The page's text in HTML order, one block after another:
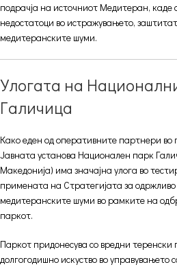
подрачја на источниот Медитеран, каде
недостатоци во истражувањето,
медитеранските шуми.
Улогата на
Галичица
Како еден од оперативните партнери во
Јавната установа Национален парк
Македонија) има значајна улога во
примената на Стратегијата за
медитеранските шуми во рамките на
паркот.
Паркот придонесува со вредни теренски
долгогодишно искуство во управувањето